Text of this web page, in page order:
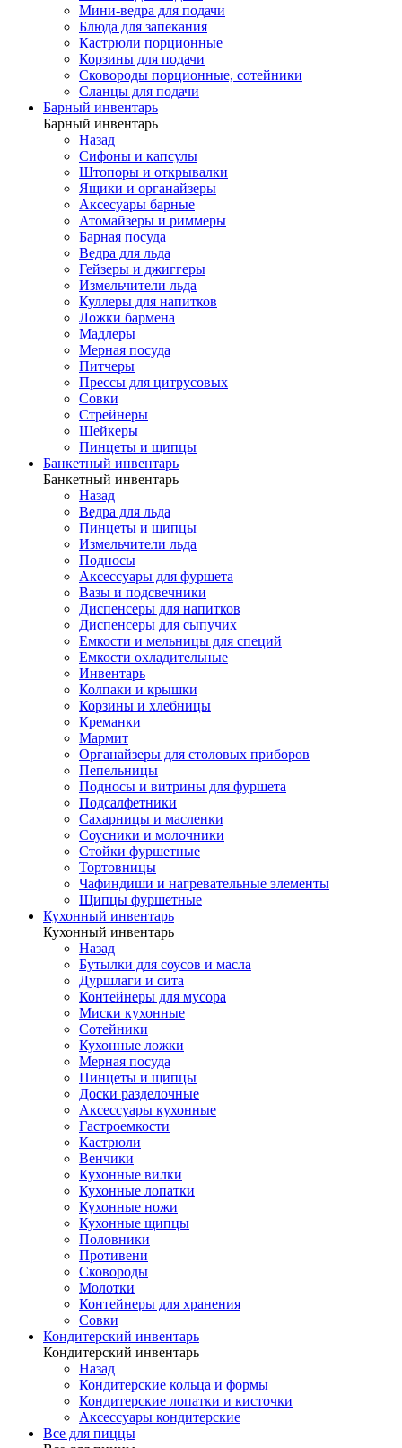
Мини-ведра для подачи
Блюда для запекания
Кастрюли порционные
Корзины для подачи
Сковороды порционные, сотейники
Сланцы для подачи
Барный инвентарь
Барный инвентарь
Назад
Сифоны и капсулы
Штопоры и открывалки
Ящики и органайзеры
Аксесуары барные
Атомайзеры и риммеры
Барная посуда
Ведра для льда
Гейзеры и джиггеры
Измельчители льда
Куллеры для напитков
Ложки бармена
Мадлеры
Мерная посуда
Питчеры
Прессы для цитрусовых
Совки
Стрейнеры
Шейкеры
Пинцеты и щипцы
Банкетный инвентарь
Банкетный инвентарь
Назад
Ведра для льда
Пинцеты и щипцы
Измельчители льда
Подносы
Аксессуары для фуршета
Вазы и подсвечники
Диспенсеры для напитков
Диспенсеры для сыпучих
Емкости и мельницы для специй
Емкости охладительные
Инвентарь
Колпаки и крышки
Корзины и хлебницы
Креманки
Мармит
Органайзеры для столовых приборов
Пепельницы
Подносы и витрины для фуршета
Подсалфетники
Сахарницы и масленки
Соусники и молочники
Стойки фуршетные
Тортовницы
Чафиндиши и нагревательные элементы
Щипцы фуршетные
Кухонный инвентарь
Кухонный инвентарь
Назад
Бутылки для соусов и масла
Дуршлаги и сита
Контейнеры для мусора
Миски кухонные
Сотейники
Кухонные ложки
Мерная посуда
Пинцеты и щипцы
Доски разделочные
Аксессуары кухонные
Гастроемкости
Кастрюли
Венчики
Кухонные вилки
Кухонные лопатки
Кухонные ножи
Кухонные щипцы
Половники
Противени
Сковороды
Молотки
Контейнеры для хранения
Совки
Кондитерский инвентарь
Кондитерский инвентарь
Назад
Кондитерские кольца и формы
Кондитерские лопатки и кисточки
Аксессуары кондитерские
Все для пиццы